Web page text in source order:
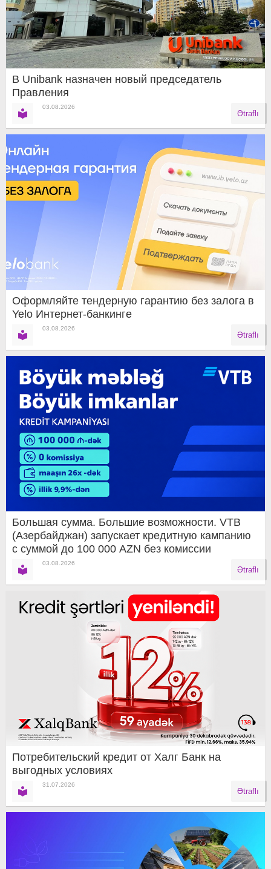
В Unibank назначен новый председатель
Правления
03.08.2026
Ətraflı
Оформляйте тендерную гарантию без залога в
Yelo Интернет-банкинге
03.08.2026
Ətraflı
Большая сумма. Большие возможности. VTB
(Азербайджан) запускает кредитную кампанию
с суммой до 100 000 AZN без комиссии
03.08.2026
Ətraflı
Потребительский кредит от Халг Банк на
выгодных условиях
31.07.2026
Ətraflı